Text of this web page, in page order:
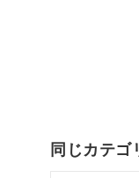
同じカテゴ